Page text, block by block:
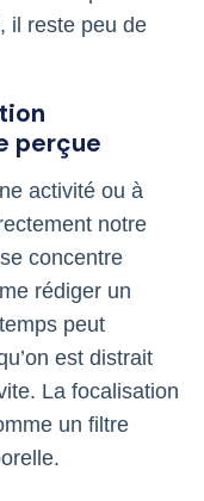
il reste peu de
perçue
activité ou à
notre
concentre
rédiger un
peut
est distrait
La focalisation
un filtre